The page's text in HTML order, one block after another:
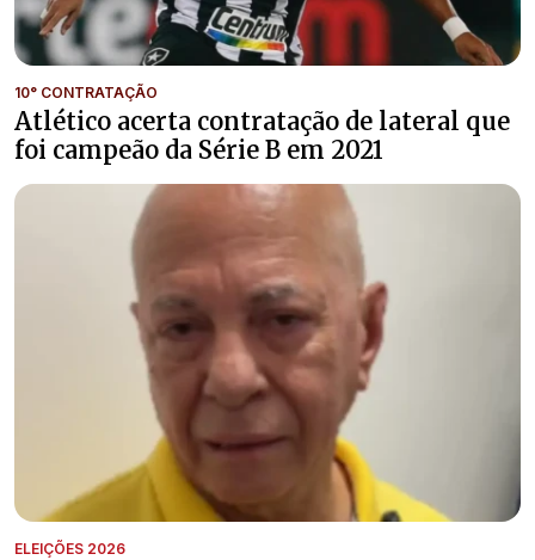
10° CONTRATAÇÃO
Atlético acerta contratação de lateral que
foi campeão da Série B em 2021
ELEIÇÕES 2026